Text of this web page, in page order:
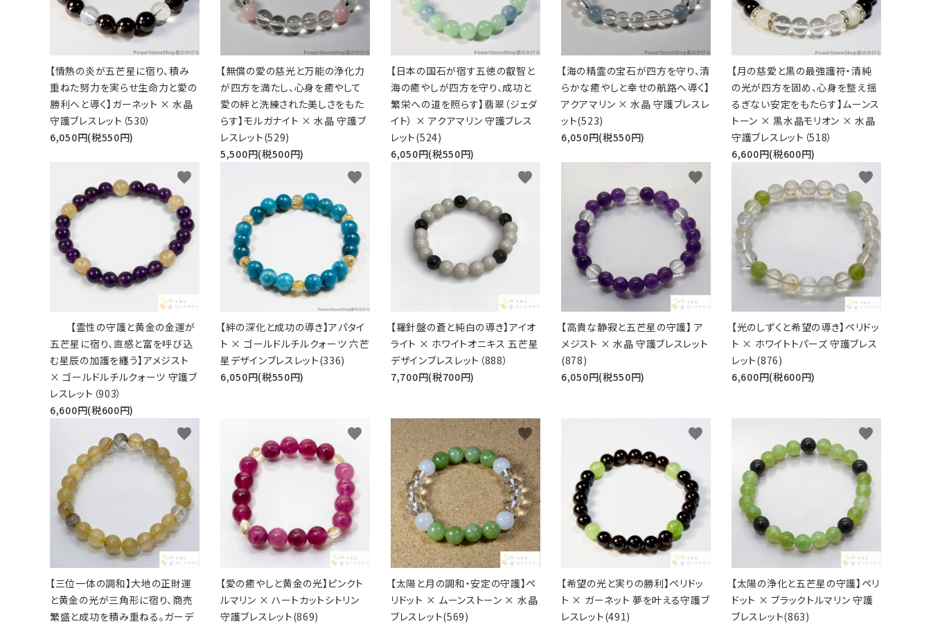
【情熱の炎が五芒星に宿り、積み
重ねた努力を実らせ生命力と愛の
勝利へと導く】ガーネット × 水晶
守護ブレスレット（530）
6,050円(税550円)
【無償の愛の慈光と万能の浄化力
が四方を満たし、心身を癒やして
愛の絆と洗練された美しさをもた
らす】モルガナイト × 水晶 守護ブ
レスレット(529)
5,500円(税500円)
【日本の国石が宿す五徳の叡智と
海の癒やしが四方を守り、成功と
繁栄への道を照らす】翡翠（ジェダ
イト） × アクアマリン 守護ブレス
レット(524)
6,050円(税550円)
【海の精霊の宝石が四方を守り、清
らかな癒やしと幸せの航路へ導く】
アクアマリン × 水晶 守護ブレスレ
ット(523)
6,050円(税550円)
【月の慈愛と黒の最強護符・清純
の光が四方を固め、心身を整え揺
るぎない安定をもたらす】ムーンス
トーン × 黒水晶モリオン × 水晶
守護ブレスレット（518）
6,600円(税600円)
【霊性の守護と黄金の金運が
五芒星に宿り、直感と富を呼び込
む星辰の加護を纏う】アメジスト
× ゴールドルチルクォーツ 守護ブ
レスレット（903）
6,600円(税600円)
favorite
【絆の深化と成功の導き】アパタイ
ト × ゴールドルチルクォーツ 六芒
星デザインブレスレット(336)
6,050円(税550円)
favorite
【羅針盤の蒼と純白の導き】アイオ
ライト × ホワイトオニキス 五芒星
デザインブレスレット（888）
7,700円(税700円)
favorite
【高貴な静寂と五芒星の守護】 ア
メジスト × 水晶 守護ブレスレット
(878)
6,050円(税550円)
favorite
【光のしずくと希望の導き】ペリドッ
ト × ホワイトトパーズ 守護ブレス
レット(876)
6,600円(税600円)
favorite
【三位一体の調和】大地の正財運
と黄金の光が三角形に宿り、商売
繁盛と成功を積み重ねる。ガーデ
favorite
【愛の癒やしと黄金の光】ピンクト
ルマリン × ハートカットシトリン
守護ブレスレット(869)
favorite
【太陽と月の調和・安定の守護】ペ
リドット × ムーンストーン × 水晶
ブレスレット(569)
favorite
【希望の光と実りの勝利】ペリドッ
ト × ガーネット 夢を叶える守護ブ
レスレット(491)
favorite
【太陽の浄化と五芒星の守護】ペリ
ドット × ブラックトルマリン 守護
ブレスレット(863)
favorite